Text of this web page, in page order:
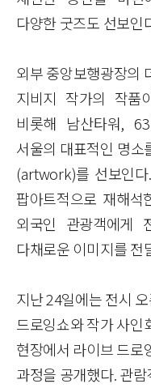
다양한 굿즈도 선보인
외부 중앙보행광장의
지비지 작가의 작품
비롯해 남산타워, 63
서울의 대표적인 명소
(artwork)를 선보인다.
팝아트적으로 재해
외국인 관광객에게
다채로운 이미지를 전
지난24일에는 전시
드로잉쇼와 작가 사인
현장에서 라이브 드로
과정을 공개했다.관람